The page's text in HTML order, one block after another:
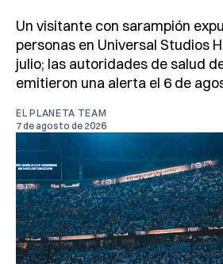
Un visitante con sarampión
personas en Universal Studios
julio; las autoridades de salud
emitieron una alerta el 6 de
EL PLANETA TEAM
7 de agosto de 2026